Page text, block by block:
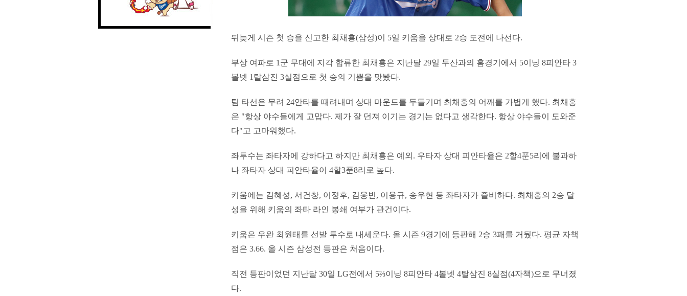
뒤늦게 시즌 첫 승을 신고한 최채흥(삼성)이 5일 키움을 상대로 2승 도전에 나선다.
부상 여파로 1군 무대에 지각 합류한 최채흥은 지난달 29일 두산과의 홈경기에서 5이닝 8피안타 3
볼넷 1탈삼진 3실점으로 첫 승의 기쁨을 맛봤다.
팀 타선은 무려 24안타를 때려내며 상대 마운드를 두들기며 최채흥의 어깨를 가볍게 했다. 최채흥
은 "항상 야수들에게 고맙다. 제가 잘 던져 이기는 경기는 없다고 생각한다. 항상 야수들이 도와준
다"고 고마워했다.
좌투수는 좌타자에 강하다고 하지만 최채흥은 예외. 우타자 상대 피안타율은 2할4푼5리에 불과하
나 좌타자 상대 피안타율이 4할3푼8리로 높다.
키움에는 김혜성, 서건창, 이정후, 김웅빈, 이용규, 송우현 등 좌타자가 즐비하다. 최채흥의 2승 달
성을 위해 키움의 좌타 라인 봉쇄 여부가 관건이다.
키움은 우완 최원태를 선발 투수로 내세운다. 올 시즌 9경기에 등판해 2승 3패를 거뒀다. 평균 자책
점은 3.66. 올 시즌 삼성전 등판은 처음이다.
직전 등판이었던 지난달 30일 LG전에서 5⅔이닝 8피안타 4볼넷 4탈삼진 8실점(4자책)으로 무너졌
다.